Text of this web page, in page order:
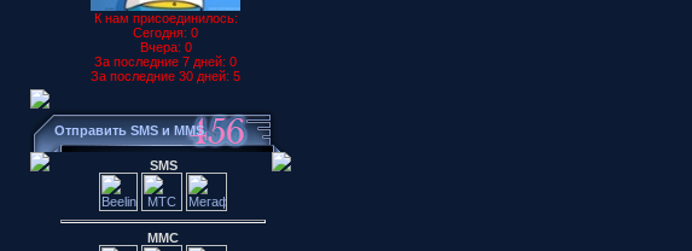
К нам присоединилось:
Сегодня: 0
Вчера: 0
За последние 7 дней: 0
За последние 30 дней: 5
Отправить SMS и MMS
SMS
ММС